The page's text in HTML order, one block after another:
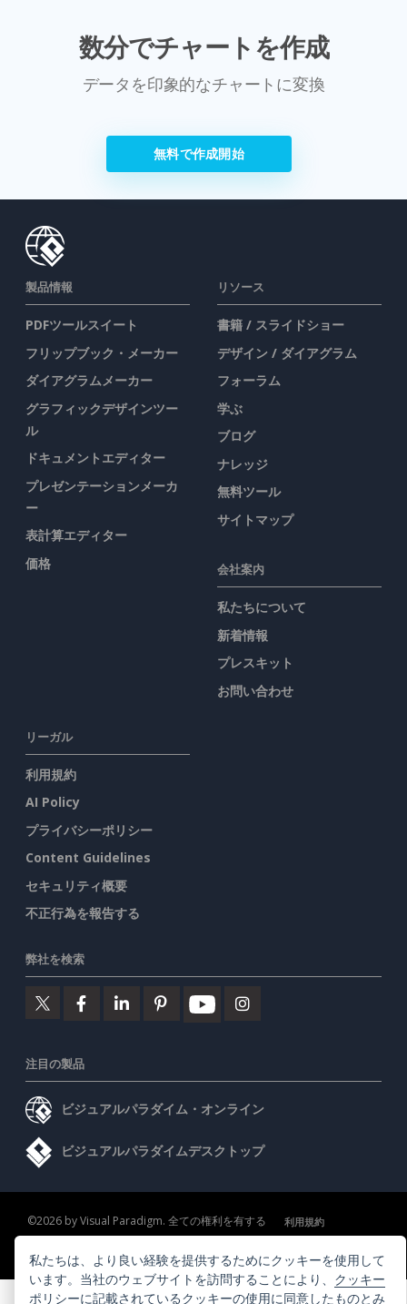
数分でチャートを作成
データを印象的なチャートに変換
無料で作成開始
製品情報
PDFツールスイート
フリップブック・メーカー
ダイアグラムメーカー
グラフィックデザインツー
ル
ドキュメントエディター
プレゼンテーションメーカ
ー
表計算エディター
価格
リソース
書籍 / スライドショー
デザイン / ダイアグラム
フォーラム
学ぶ
ブログ
ナレッジ
無料ツール
サイトマップ
会社案内
私たちについて
新着情報
プレスキット
お問い合わせ
リーガル
利用規約
AI Policy
プライバシーポリシー
Content Guidelines
セキュリティ概要
不正行為を報告する
弊社を検索
注目の製品
ビジュアルパラダイム・オンライン
ビジュアルパラダイムデスクトップ
©2026 by Visual Paradigm. 全ての権利を有する
利用規約
プライバシーポリシー
Content Guidelines セキュリティ概要
私たちは、より良い経験を提供するためにクッキーを使用して
います。当社のウェブサイトを訪問することにより、 クッキー
ポリシーに記載されているクッキーの使用に同意したものとみ